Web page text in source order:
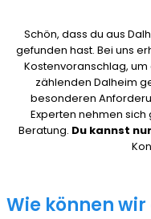
Schön, dass du aus
gefunden hast. Bei uns
Kostenvoranschlag, um
zählenden Dalheim
besonderen
Experten nehmen
Beratung. Du kannst
Wie können